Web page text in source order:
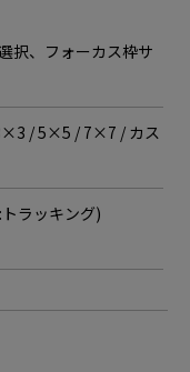
、フォーカス枠サ
/ 5×5 / 7×7 / カス
ラッキング)